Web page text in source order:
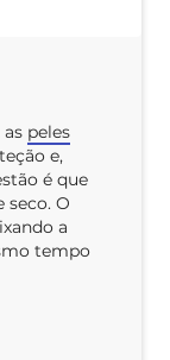
peles
e,
é que
O
a
tempo